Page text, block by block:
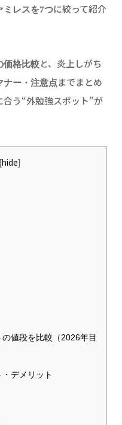
ミレスを7つに絞って紹介
価格比較と、炎上しがち
ナー・注意点までまとめ
う“外勉強スポット”が
[hide]
値段を比較（2026年目
デメリット